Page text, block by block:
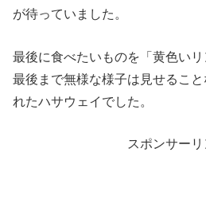
が待っていました。
最後に食べたいものを「黄色いリ
最後まで無様な様子は見せるこ
れたハサウェイでした。
スポンサーリ